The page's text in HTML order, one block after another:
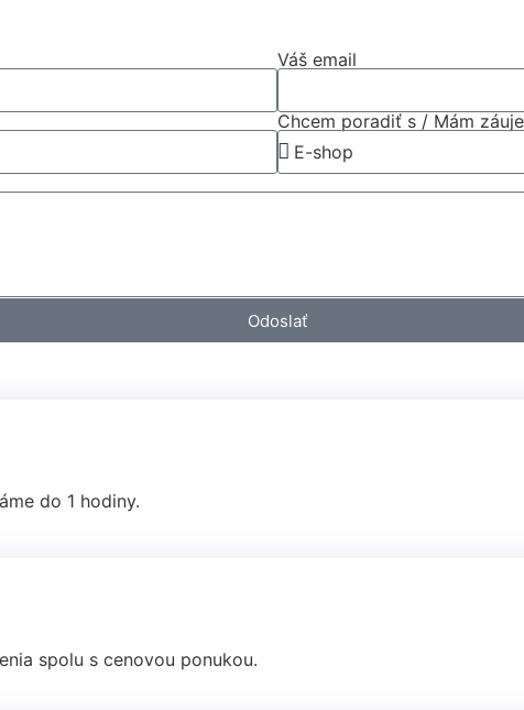
Váš email
Chcem poradiť s / Mám
Odoslať
do 1 hodiny.
spolu s cenovou ponukou.